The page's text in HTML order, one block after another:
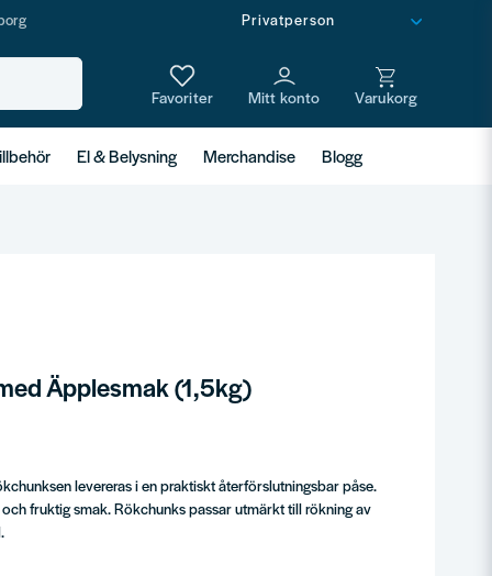
El & Belysning Merchandise Blogg
Äpplesmak (1,5kg)
levereras i en praktiskt återförslutningsbar påse.
fruktig smak. Rökchunks passar utmärkt till rökning av